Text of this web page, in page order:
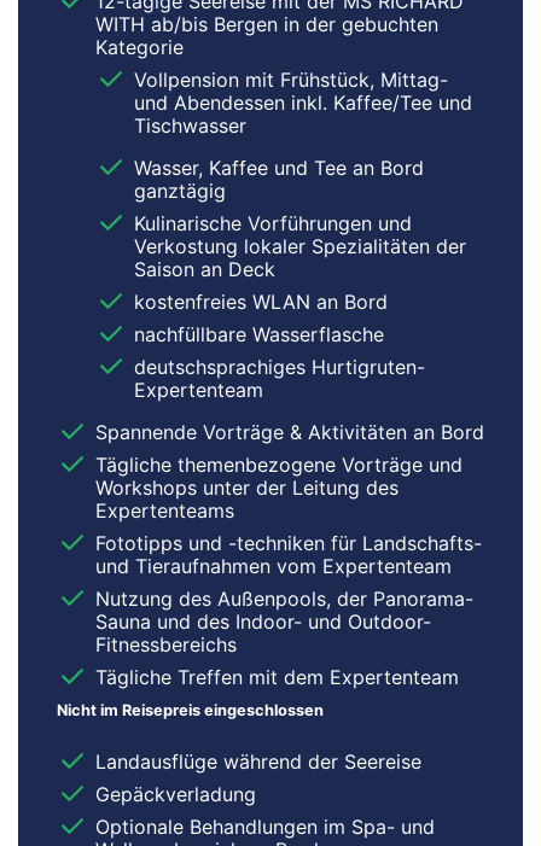
WITH ab/bis Bergen in der gebuchten
Kategorie
Vollpension mit Frühstück, Mittag-
und Abendessen inkl. Kaffee/Tee und
Tischwasser
Wasser, Kaffee und Tee an Bord
ganztägig
Kulinarische Vorführungen und
Verkostung lokaler Spezialitäten der
Saison an Deck
kostenfreies WLAN an Bord
nachfüllbare Wasserflasche
deutschsprachiges Hurtigruten-
Expertenteam
Spannende Vorträge & Aktivitäten an Bord
Tägliche themenbezogene Vorträge und
Workshops unter der Leitung des
Expertenteams
Fototipps und -techniken für Landschafts-
und Tieraufnahmen vom Expertenteam
Nutzung des Außenpools, der Panorama-
Sauna und des Indoor- und Outdoor-
Fitnessbereichs
Tägliche Treffen mit dem Expertenteam
Nicht im Reisepreis eingeschlossen
Landausflüge während der Seereise
Gepäckverladung
Optionale Behandlungen im Spa- und